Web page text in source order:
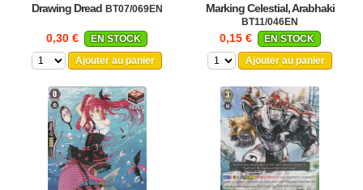
Drawing Dread BT07/069EN
0,30 €
EN STOCK
Ajouter au panier
Marking Celestial, Arabhaki
BT11/046EN
0,15 €
EN STOCK
Ajouter au panier